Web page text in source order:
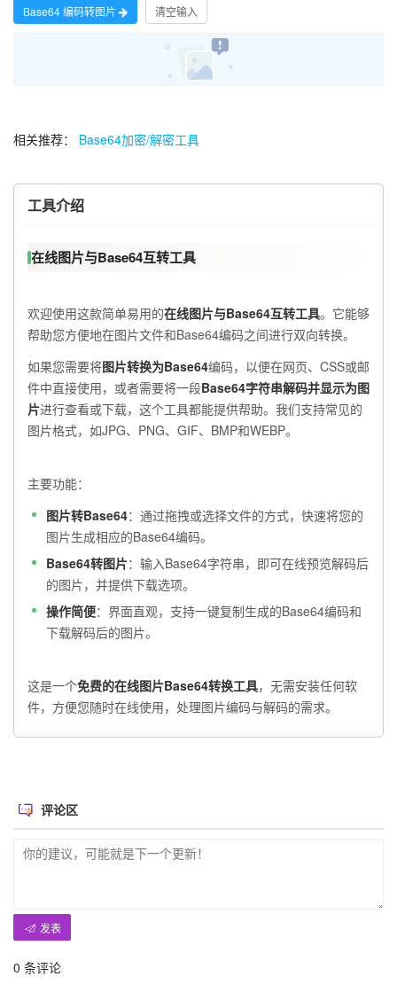
Base64 编码转图片 清空输入
相关推荐： Base64加密/解密工具
工具介绍
在线图片与Base64互转工具
欢迎使用这款简单易用的在线图片与Base64互转工具。它能够
帮助您方便地在图片文件和Base64编码之间进行双向转换。
如果您需要将图片转换为Base64编码，以便在网页、CSS或邮
件中直接使用，或者需要将一段Base64字符串解码并显示为图
片进行查看或下载，这个工具都能提供帮助。我们支持常见的
图片格式，如JPG、PNG、GIF、BMP和WEBP。
主要功能：
图片转Base64：通过拖拽或选择文件的方式，快速将您的
图片生成相应的Base64编码。
Base64转图片：输入Base64字符串，即可在线预览解码后
的图片，并提供下载选项。
操作简便：界面直观，支持一键复制生成的Base64编码和
下载解码后的图片。
这是一个免费的在线图片Base64转换工具，无需安装任何软
件，方便您随时在线使用，处理图片编码与解码的需求。
评论区
发表
0 条评论